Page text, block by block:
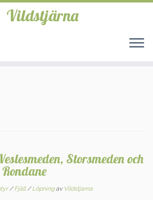
Vildstjärna
Storsmeden och
/Fjäll/Löpningav Vildstjarna